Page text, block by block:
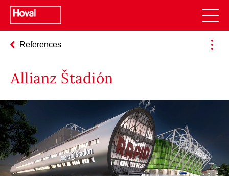
References
Allianz Štadión